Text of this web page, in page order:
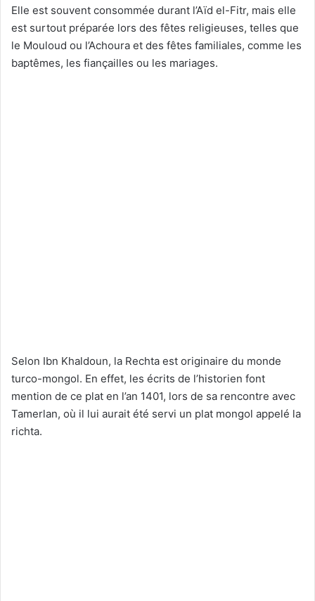
Elle est souvent consommée durant l’Aïd el-Fitr, mais elle
est surtout préparée lors des fêtes religieuses, telles que
le Mouloud ou l’Achoura et des fêtes familiales, comme les
baptêmes, les fiançailles ou les mariages.
Selon Ibn Khaldoun, la Rechta est originaire du monde
turco-mongol. En effet, les écrits de l’historien font
mention de ce plat en l’an 1401, lors de sa rencontre avec
Tamerlan, où il lui aurait été servi un plat mongol appelé la
richta.